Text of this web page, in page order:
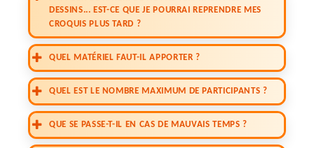
DESSINS... EST-CE QUE JE POURRAI REPRENDRE MES
CROQUIS PLUS TARD ?
QUEL MATÉRIEL FAUT-IL APPORTER ?
QUEL EST LE NOMBRE MAXIMUM DE PARTICIPANTS ?
QUE SE PASSE-T-IL EN CAS DE MAUVAIS TEMPS ?